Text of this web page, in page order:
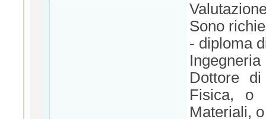
Sono
- diploma
Dottore
Fisica, o
Materiali,